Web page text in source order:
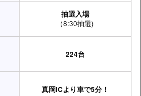
抽選入場
（8:30抽選)
224台
真岡ICより車で5分！